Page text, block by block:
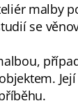
malby
se